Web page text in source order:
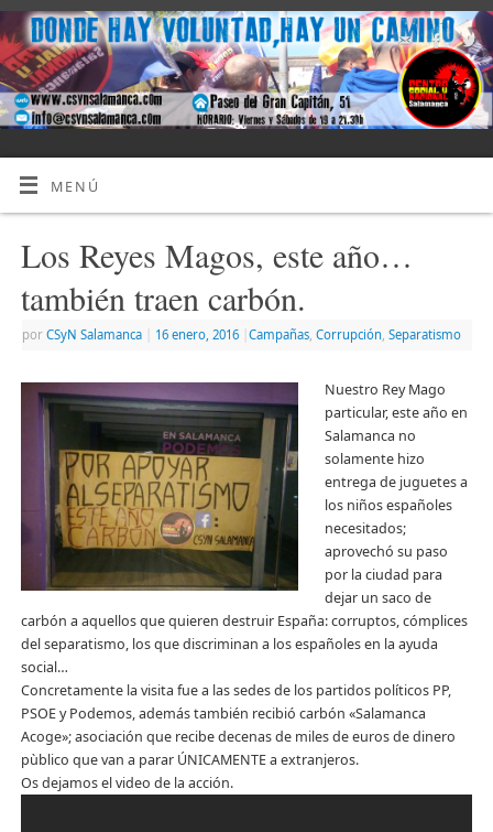
MENÚ
Los Reyes Magos, este año…
también traen carbón.
por CSyN Salamanca 16 enero, 2016 Campañas, Corrupción Separatismo
Nuestro Rey Mago
particular, este año en
Salamanca no
solamente hizo
entrega de juguetes a
los niños españoles
necesitados;
aprovechó su paso
por la ciudad para
dejar un saco de
carbón a aquellos que quieren destruir España: corruptos, cómplices
del separatismo, los que discriminan a los españoles en la ayuda
social…
Concretamente la visita fue a las sedes de los partidos políticos PP,
PSOE y Podemos, además también recibió carbón «Salamanca
Acoge»; asociación que recibe decenas de miles de euros de dinero
pùblico que van a parar ÚNICAMENTE a extranjeros.
Os dejamos el video de la acción.